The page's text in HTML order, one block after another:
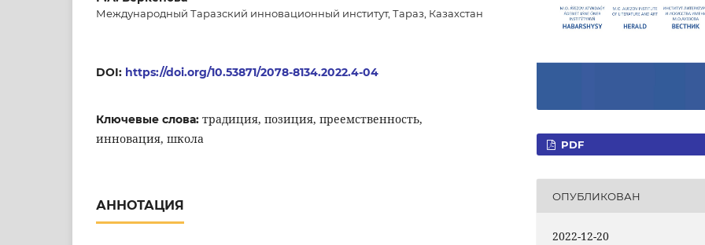
Международный Таразский инновационный институт, Тараз, Казахстан
DOI: https://doi.org/10.53871/2078-8134.2022.4-04
Ключевые слова: традиция, позиция, преемственность,
инновация, школа
АННОТАЦИЯ
PDF
ОПУБЛИКОВАН
2022-12-20